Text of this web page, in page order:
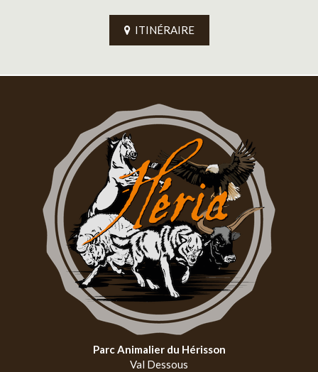
ITINÉRAIRE
Parc Animalier du Hérisson
Val Dessous